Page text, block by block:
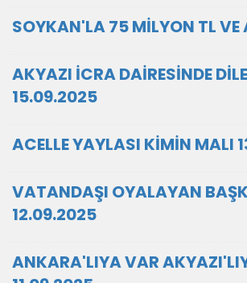
SOYKAN'LA 75 MİLYON TL VE
AKYAZI İCRA DAİRESİNDE
15.09.2025
ACELLE YAYLASI KİMİN MALI
VATANDAŞI OYALAYAN
12.09.2025
ANKARA'LIYA VAR